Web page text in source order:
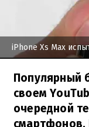
iPhone Xs Max
Популярный
своем
очередной
смартфонов.